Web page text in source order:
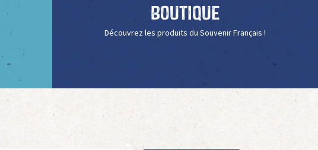
Boutique
Découvrez les produits du Souvenir Français !